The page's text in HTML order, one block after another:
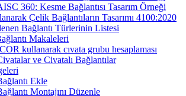
360: Kesme Bağlantısı Tasarım Örneği
Çelik Bağlantıların Tasarımı 4100:2020
Bağlantı Türlerinin Listesi
Makaleleri
kullanarak cıvata grubu hesaplaması
ve Civatalı Bağlantılar
Ekle
Montajını Düzenle